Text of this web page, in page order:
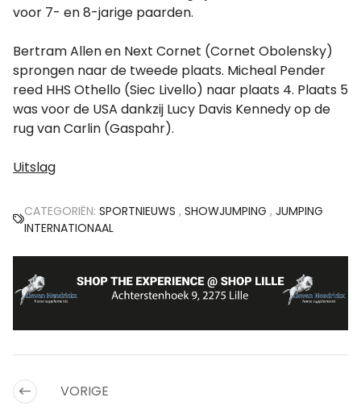
voor 7- en 8-jarige paarden.
Bertram Allen en Next Cornet (Cornet Obolensky)
sprongen naar de tweede plaats. Micheal Pender
reed HHS Othello (Siec Livello) naar plaats 4. Plaats 5
was voor de USA dankzij Lucy Davis Kennedy op de
rug van Carlin (Gaspahr).
Uitslag
CATEGORIËN: SPORTNIEUWS , SHOWJUMPING , JUMPING
INTERNATIONAAL
VORIGE